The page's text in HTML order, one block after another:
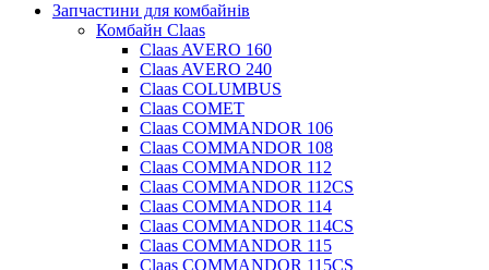
Запчастини для комбайнів
Комбайн Claas
Claas AVERO 160
Claas AVERO 240
Claas COLUMBUS
Claas COMET
Claas COMMANDOR 106
Claas COMMANDOR 108
Claas COMMANDOR 112
Claas COMMANDOR 112CS
Claas COMMANDOR 114
Claas COMMANDOR 114CS
Claas COMMANDOR 115
Claas COMMANDOR 115CS